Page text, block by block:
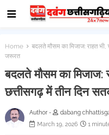
Home
बदलते मौसम का मिजाज: राहत भी,
जरूरत
बदलते मौसम का मिजाज:
छत्तीसगढ़ में तीन दिन
Author -
dabang
March 19, 2026
1